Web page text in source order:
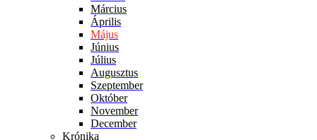
Március
Április
Május
Június
Július
Augusztus
Szeptember
Október
November
December
Krónika